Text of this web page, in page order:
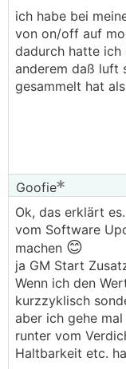
ich habe bei
von on/off auf
dadurch hatte ich
anderem daß luft
gesammelt hat
Goofie
Ok, das erklärt
vom Software
machen 😊
ja GM Start
Wenn ich den
kurzzyklisch
aber ich gehe
runter vom
Haltbarkeit etc.